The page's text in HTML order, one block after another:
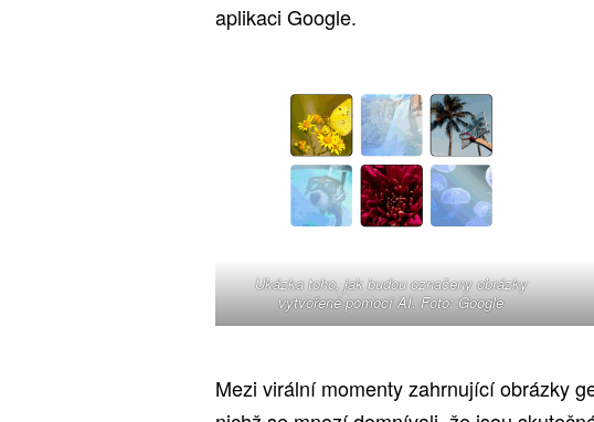
aplikaci Google.
Ukázka toho, jak budou označeny obrázky
vytvořené pomocí AI. Foto: Google
Mezi virální momenty zahrnující obrázky